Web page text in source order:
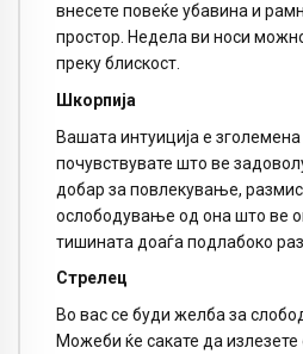
внесете повеќе убавина и
простор. Недела ви носи
преку блискост.
Шкорпија
Вашата интуиција е
почувствувате што ве
добар за повлекување,
ослободување од она што ве
тишината доаѓа подлабоко
Стрелец
Во вас се буди желба за
Можеби ќе сакате да